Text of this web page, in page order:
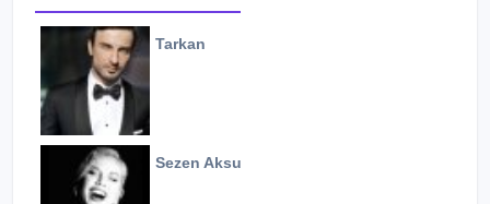
Tarkan
Sezen Aksu